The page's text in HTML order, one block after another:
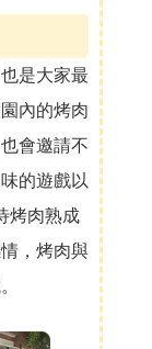
是大家最
內的烤肉
會邀請不
的遊戲以
烤肉熟成
，烤肉與